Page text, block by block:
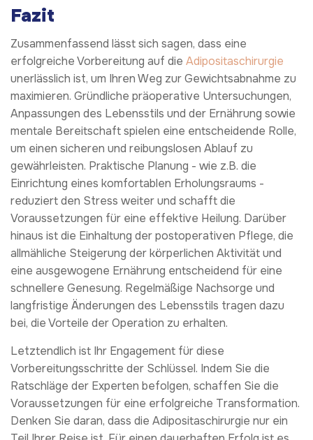
Fazit
Zusammenfassend lässt sich sagen, dass eine
erfolgreiche Vorbereitung auf die Adipositaschirurgie
unerlässlich ist, um Ihren Weg zur Gewichtsabnahme zu
maximieren. Gründliche präoperative Untersuchungen,
Anpassungen des Lebensstils und der Ernährung sowie
mentale Bereitschaft spielen eine entscheidende Rolle,
um einen sicheren und reibungslosen Ablauf zu
gewährleisten. Praktische Planung - wie z.B. die
Einrichtung eines komfortablen Erholungsraums -
reduziert den Stress weiter und schafft die
Voraussetzungen für eine effektive Heilung. Darüber
hinaus ist die Einhaltung der postoperativen Pflege, die
allmähliche Steigerung der körperlichen Aktivität und
eine ausgewogene Ernährung entscheidend für eine
schnellere Genesung. Regelmäßige Nachsorge und
langfristige Änderungen des Lebensstils tragen dazu
bei, die Vorteile der Operation zu erhalten.
Letztendlich ist Ihr Engagement für diese
Vorbereitungsschritte der Schlüssel. Indem Sie die
Ratschläge der Experten befolgen, schaffen Sie die
Voraussetzungen für eine erfolgreiche Transformation.
Denken Sie daran, dass die Adipositaschirurgie nur ein